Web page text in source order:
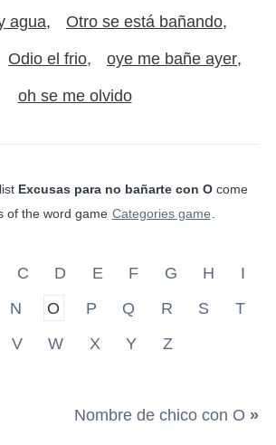
agua Otro se está bañando
Odio el frio oye me bañe ayer
oh se me olvido
Excusas para no bañarte con Ocome
of the word game Categories game
C D E F G H
I
N O P Q R S
T
V W X Y Z
Nombre de chico con O »